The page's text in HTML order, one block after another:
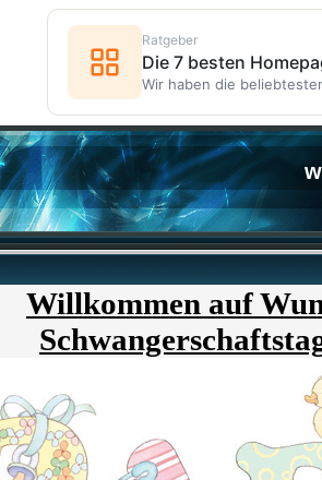
Willkommen auf
Ratgeber
Die 7 besten
Wir haben die